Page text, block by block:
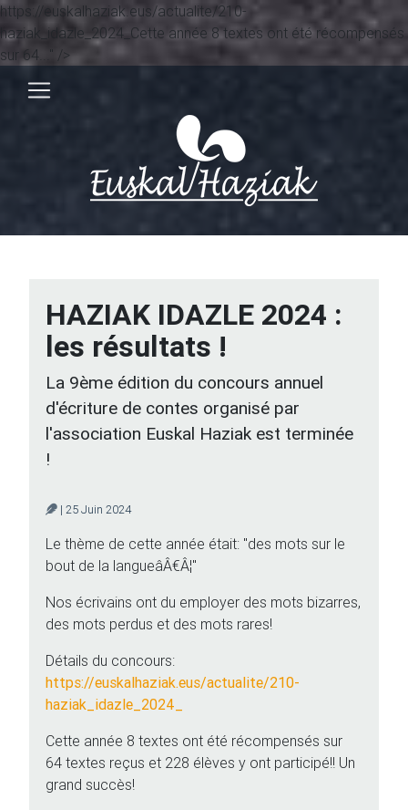
https://euskalhaziak.eus/actualite/210-
haziak_idazle_2024_Cette année 8 textes ont été récompensés
sur 64..." />
HAZIAK IDAZLE 2024 :
les résultats !
La 9ème édition du concours annuel
d'écriture de contes organisé par
l'association Euskal Haziak est terminée
!
| 25 Juin 2024
Le thème de cette année était: "des mots sur le
bout de la langueâÂ€Â¦"
Nos écrivains ont du employer des mots bizarres,
des mots perdus et des mots rares!
Détails du concours:
https://euskalhaziak.eus/actualite/210-
haziak_idazle_2024_
Cette année 8 textes ont été récompensés sur
64 textes reçus et 228 élèves y ont participé!! Un
grand succès!